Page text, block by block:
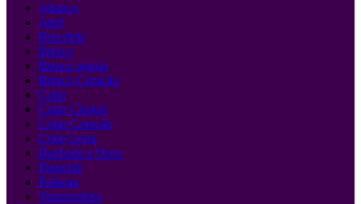
Aliança
Anel
Bracelete
Brinco
Brinco argola
Brinco Coração
Colar
Colar Choker
Colar Coração
Colar Letra
Banhada a Ouro
Pingente
Pulseira
Tornozeleira